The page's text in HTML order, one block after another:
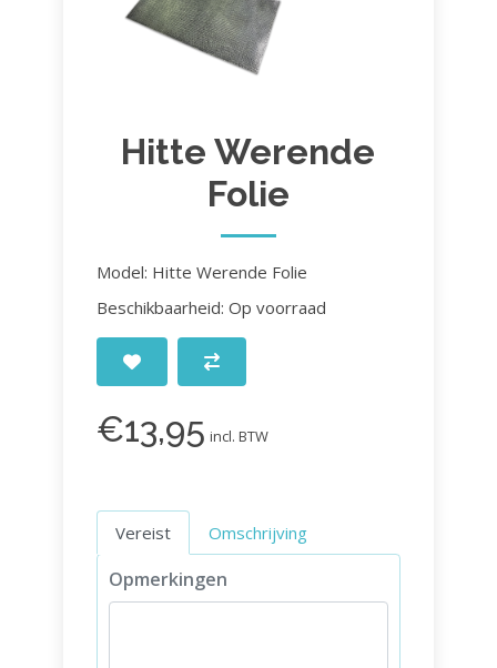
Hitte Werende
Folie
Model: Hitte Werende Folie
Beschikbaarheid: Op voorraad
€13,95 incl. BTW
Vereist Omschrijving
Opmerkingen